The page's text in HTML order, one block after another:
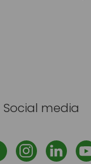
Social media